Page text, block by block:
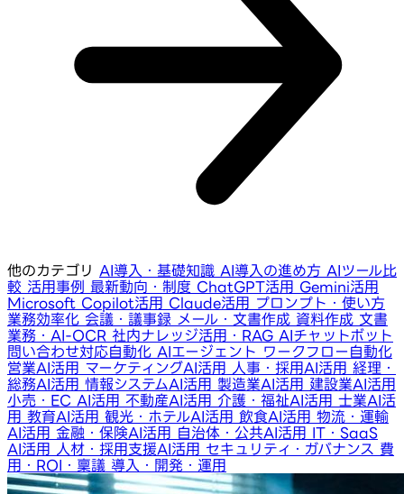
他のカテゴリ AI導入・基礎知識 AI導入の進め方 AIツール比
較 活用事例 最新動向・制度 ChatGPT活用 Gemini活用
Microsoft Copilot活用 Claude活用 プロンプト・使い方
業務効率化 会議・議事録 メール・文書作成 資料作成 文書
業務・AI-OCR 社内ナレッジ活用・RAG AIチャットボット
問い合わせ対応自動化 AIエージェント ワークフロー自動化
営業AI活用 マーケティングAI活用 人事・採用AI活用 経理・
総務AI活用 情報システムAI活用 製造業AI活用 建設業AI活用
小売・EC AI活用 不動産AI活用 介護・福祉AI活用 士業AI活
用 教育AI活用 観光・ホテルAI活用 飲食AI活用 物流・運輸
AI活用 金融・保険AI活用 自治体・公共AI活用 IT・SaaS
AI活用
人材・採用支援AI活用 セキュリティ・ガバナンス 費
用・ROI・稟議 導入・開発・運用